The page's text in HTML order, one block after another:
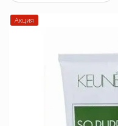
Акция